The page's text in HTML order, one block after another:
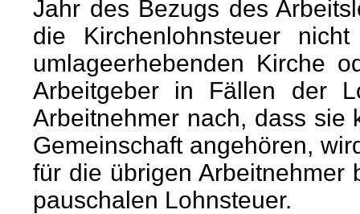
Jahr des Bezugs des
die Kirchenlohnsteuer
umlageerhebenden Kirche
Arbeitgeber in Fällen der
Arbeitnehmer nach, dass sie
Gemeinschaft angehören,
für die übrigen Arbeitnehmer
pauschalen Lohnsteuer.